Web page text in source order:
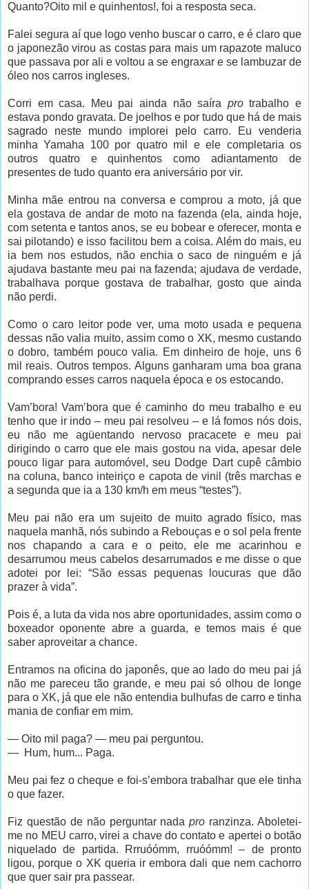
Quanto?Oito mil e quinhentos!, foi a resposta seca.
Falei segura aí que logo venho buscar o carro, e é claro que
o japonezão virou as costas para mais um rapazote maluco
que passava por ali e voltou a se engraxar e se lambuzar de
óleo nos carros ingleses.
Corri em casa. Meu pai ainda não saíra protrabalho e
estava pondo gravata. De joelhos e por tudo que há de mais
sagrado neste mundo implorei pelo carro. Eu venderia
minha Yamaha 100 por quatro mil e ele completaria os
outros quatro e quinhentos como adiantamento de
presentes de tudo quanto era aniversário por vir.
Minha mãe entrou na conversa e comprou a moto, já que
ela gostava de andar de moto na fazenda (ela, ainda hoje,
com setenta e tantos anos, se eu bobear e oferecer, monta e
sai pilotando) e isso facilitou bem a coisa. Além do mais, eu
ia bem nos estudos, não enchia o saco de ninguém e já
ajudava bastante meu pai na fazenda; ajudava de verdade,
trabalhava porque gostava de trabalhar, gosto que ainda
não perdi.
Como o caro leitor pode ver, uma moto usada e pequena
dessas não valia muito, assim como o XK, mesmo custando
o dobro, também pouco valia. Em dinheiro de hoje, uns 6
mil reais. Outros tempos. Alguns ganharam uma boa grana
comprando esses carros naquela época e os estocando.
Vam’bora! Vam’bora que é caminho do meu trabalho e eu
tenho que ir indo – meu pai resolveu – e lá fomos nós dois,
eu não me agüentando nervoso pracacete e meu pai
dirigindo o carro que ele mais gostou na vida, apesar dele
pouco ligar para automóvel, seu Dodge Dart cupê câmbio
na coluna, banco inteiriço e capota de vinil (três marchas e
a segunda que ia a 130 km/h em meus “testes”).
Meu pai não era um sujeito de muito agrado físico, mas
naquela manhã, nós subindo a Rebouças e o sol pela frente
nos chapando a cara e o peito, ele me acarinhou e
desarrumou meus cabelos desarrumados e me disse o que
adotei por lei: “São essas pequenas loucuras que dão
prazer à vida”.
Pois é, a luta da vida nos abre oportunidades, assim como o
boxeador oponente abre a guarda, e temos mais é que
saber aproveitar a chance.
Entramos na oficina do japonês, que ao lado do meu pai já
não me pareceu tão grande, e meu pai só olhou de longe
para o XK, já que ele não entendia bulhufas de carro e tinha
mania de confiar em mim.
— Oito mil paga? — meu pai perguntou.
— Hum, hum... Paga.
Meu pai fez o cheque e foi-s’embora trabalhar que ele tinha
o que fazer.
Fiz questão de não perguntar nadapro ranzinza. Aboletei-
me no MEU carro, virei a chave do contato e apertei o botão
niquelado de partida. Rrruóómm, rruóómm! – de pronto
ligou, porque o XK queria ir embora dali que nem cachorro
que quer sair pra passear.